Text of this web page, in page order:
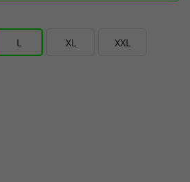
L XL XXL